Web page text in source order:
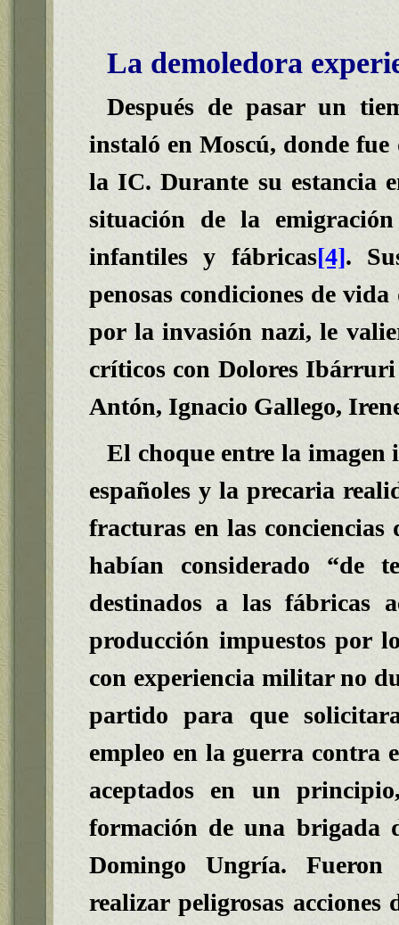
La demoledora
Después de pasar un
instaló en Moscú, donde fue
la IC. Durante su estancia
situación de la
infantiles y fábricas[4].
penosas condiciones de
por la invasión nazi, le
críticos con Dolores Ibárruri
Antón, Ignacio Gallego,
El choque entre la imagen
españoles y la precaria
fracturas en las conciencias
habían considerado “de
destinados a las fábricas
producción impuestos por
con experiencia militar no
partido para que
empleo en la guerra contra
aceptados en un
formación de una brigada
Domingo Ungría. Fueron
realizar peligrosas acciones